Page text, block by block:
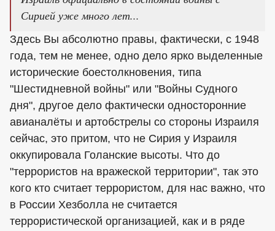
Сирией уже много лет...
Здесь Вы абсолютно правы, фактически, с 1948
года, тем не менее, одно дело ярко выделенные
исторические боестолкновения, типа
"Шестидневной войны" или "Войны Судного
дня", другое дело фактически односторонние
авианалёты и артобстрелы со стороны Израиля
сейчас, это притом, что не Сирия у Израиля
оккупировала Голанские высоты. Что до
"террористов на вражеской территории", так это
кого кто считает террористом, для нас важно, что
в России Хезболла не считается
террористической организацией, как и в ряде